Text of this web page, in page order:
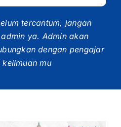
tercantum, jangan
ya. Admin akan
dengan pengajar
mu